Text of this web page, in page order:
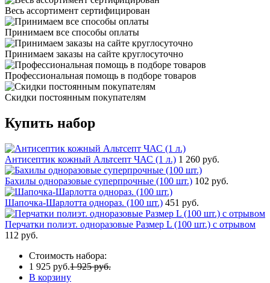
Весь ассортимент сертифицирован
Принимаем все способы оплаты
Принимаем заказы на сайте круглосуточно
Профессиональная помощь в подборе товаров
Скидки постоянным покупателям
Купить набор
Антисептик кожный Альтсепт ЧАС (1 л.) 1 260 руб.
Бахилы одноразовые суперпрочные (100 шт.) 102 руб.
Шапочка-Шарлотта однораз. (100 шт.) 451 руб.
Перчатки полиэт. одноразовые Размер L (100 шт.) с отрывом
112 руб.
Стоимость набора:
1 925 руб.1 925 руб.
В корзину